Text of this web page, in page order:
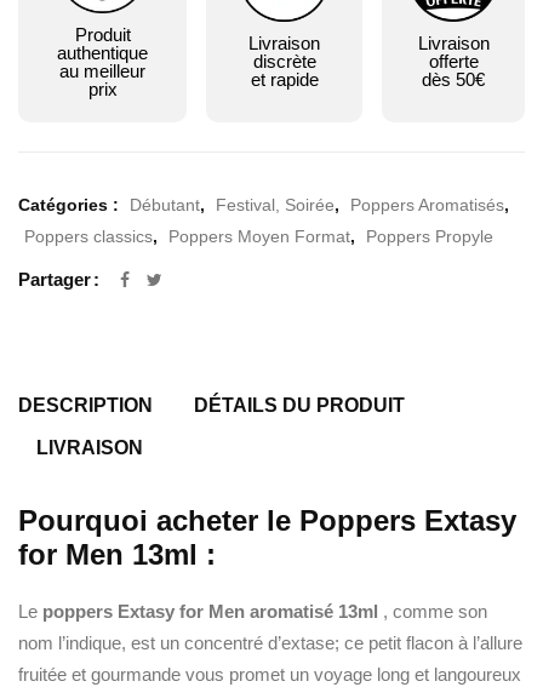
Produit
authentique
au meilleur
prix
Livraison
discrète
et rapide
Livraison
offerte
dès 50€
Catégories : Débutant, Festival, Soirée, Poppers Aromatisés,
Poppers classics, Poppers Moyen Format, Poppers Propyle
Partager
DESCRIPTION DÉTAILS DU PRODUIT
LIVRAISON
Pourquoi acheter le Poppers Extasy
for Men 13ml :
Le poppers Extasy for Men aromatisé 13ml , comme son
nom l’indique, est un concentré d’extase; ce petit flacon à l’allure
fruitée et gourmande vous promet un voyage long et langoureux